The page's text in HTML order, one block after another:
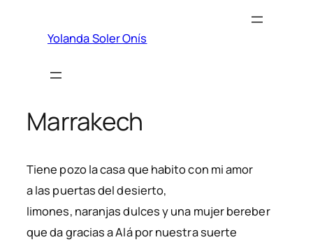
contenido
Yolanda Soler Onís
Marrakech
Tiene pozo la casa que habito con mi amor
a las puertas del desierto,
limones, naranjas dulces y una mujer bereber
que da gracias a Alá por nuestra suerte